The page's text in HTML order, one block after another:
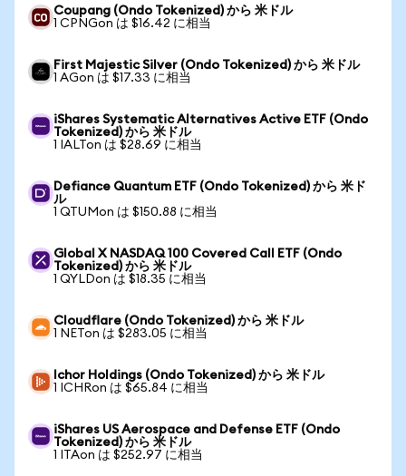
Coupang (Ondo Tokenized) から 米ドル
1 CPNGon は $16.42 に相当
First Majestic Silver (Ondo Tokenized) から 米ドル
1 AGon は $17.33 に相当
iShares Systematic Alternatives Active ETF (Ondo
Tokenized) から 米ドル
1 IALTon は $28.69 に相当
Defiance Quantum ETF (Ondo Tokenized) から 米ド
ル
1 QTUMon は $150.88 に相当
Global X NASDAQ 100 Covered Call ETF (Ondo
Tokenized) から 米ドル
1 QYLDon は $18.35 に相当
Cloudflare (Ondo Tokenized) から 米ドル
1 NETon は $283.05 に相当
Ichor Holdings (Ondo Tokenized) から 米ドル
1 ICHRon は $65.84 に相当
iShares US Aerospace and Defense ETF (Ondo
Tokenized) から 米ドル
1 ITAon は $252.97 に相当